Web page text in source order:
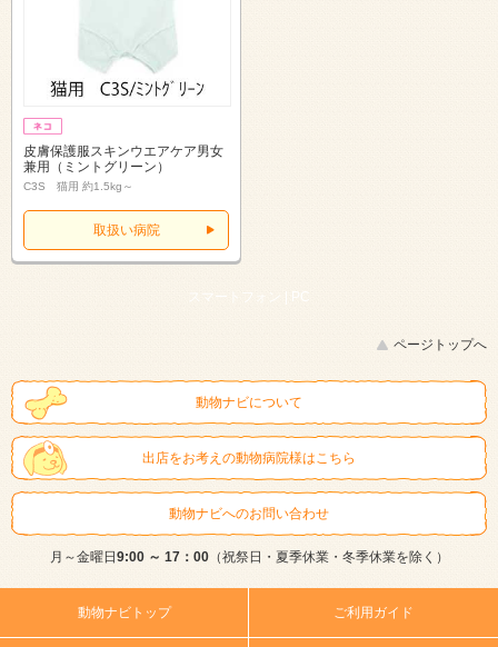
皮膚保護服スキンウエアケア男女
兼用（ミントグリーン）
C3S 猫用 約1.5kg～
取扱い病院
スマートフォン | PC
ページトップへ
動物ナビについて
出店をお考えの動物病院様はこちら
動物ナビへのお問い合わせ
月～金曜日 9:00 ～ 17：00（祝祭日・夏季休業・冬季休業を除く）
動物ナビトップ ご利用ガイド